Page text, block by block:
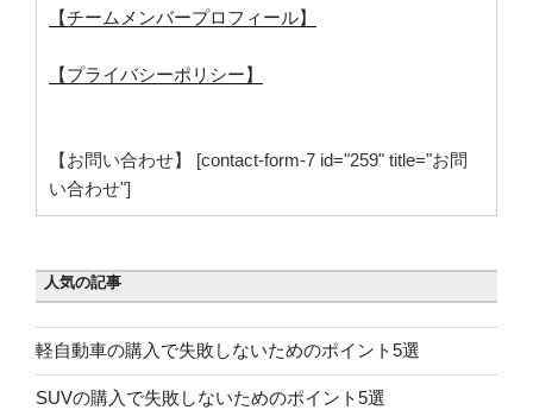
【チームメンバープロフィール】
【プライバシーポリシー】
【お問い合わせ】 [contact-form-7 id="259" title="お問
い合わせ"]
人気の記事
軽自動車の購入で失敗しないためのポイント5選
SUVの購入で失敗しないためのポイント5選